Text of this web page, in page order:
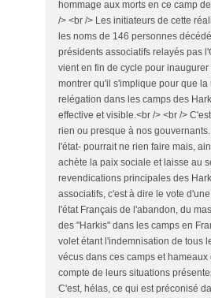
hommage aux morts en ce camp
/> <br /> Les initiateurs de cette
les noms de 146 personnes
présidents associatifs relayés pas
vient en fin de cycle pour
montrer qu'il s'implique pour que
relégation dans les camps des
effective et visible.<br /> <br />
rien ou presque à nos
l'état- pourrait ne rien faire mais,
achète la paix sociale et laisse au
revendications principales des
associatifs, c'est à dire le vote
l'état Français de l'abandon, du
des "Harkis" dans les camps en
volet étant l'indemnisation de tous
vécus dans ces camps et
compte de leurs situations
C'est, hélas, ce qui est préconisé